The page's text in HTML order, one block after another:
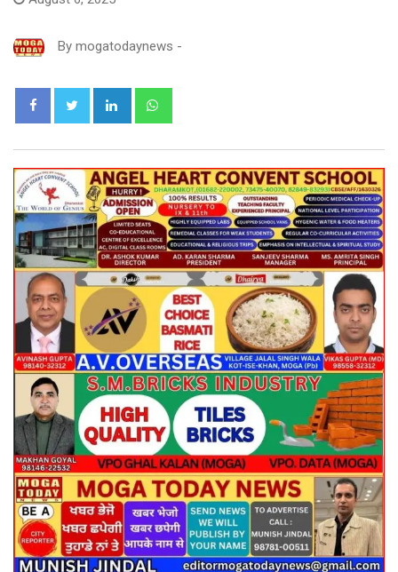
By mogatodaynews -
LinkedIn